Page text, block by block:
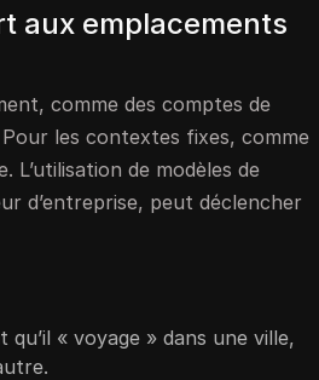
aux emplacements
comme des comptes de
les contextes fixes, comme
L’utilisation de modèles de
d’entreprise, peut déclencher
« voyage » dans une ville,